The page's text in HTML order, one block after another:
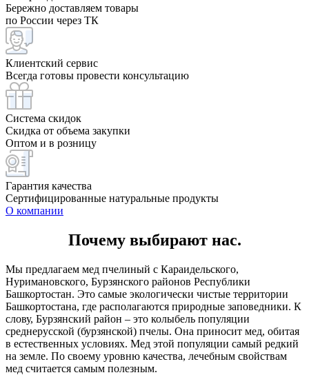
Бережно доставляем товары
по России через ТК
Клиентский сервис
Всегда готовы провести консультацию
Система скидок
Скидка от объема закупки
Оптом и в розницу
Гарантия качества
Сертифицированные натуральные продукты
О компании
Почему выбирают нас.
Мы предлагаем мед пчелиный с Караидельского,
Нуримановского, Бурзянского районов Республики
Башкортостан. Это самые экологически чистые территории
Башкортостана, где располагаются природные заповедники. К
слову, Бурзянский район – это колыбель популяции
среднерусской (бурзянской) пчелы. Она приносит мед, обитая
в естественных условиях. Мед этой популяции самый редкий
на земле. По своему уровню качества, лечебным свойствам
мед считается самым полезным.